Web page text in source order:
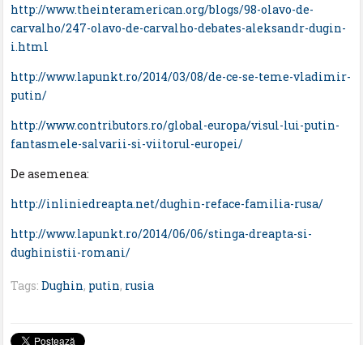
http://www.theinteramerican.org/blogs/98-olavo-de-
carvalho/247-olavo-de-carvalho-debates-aleksandr-dugin-
i.html
http://www.lapunkt.ro/2014/03/08/de-ce-se-teme-vladimir-
putin/
http://www.contributors.ro/global-europa/visul-lui-putin-
fantasmele-salvarii-si-viitorul-europei/
De asemenea:
http://inliniedreapta.net/dughin-reface-familia-rusa/
http://www.lapunkt.ro/2014/06/06/stinga-dreapta-si-
dughinistii-romani/
Tags:Dughin, putin, rusia